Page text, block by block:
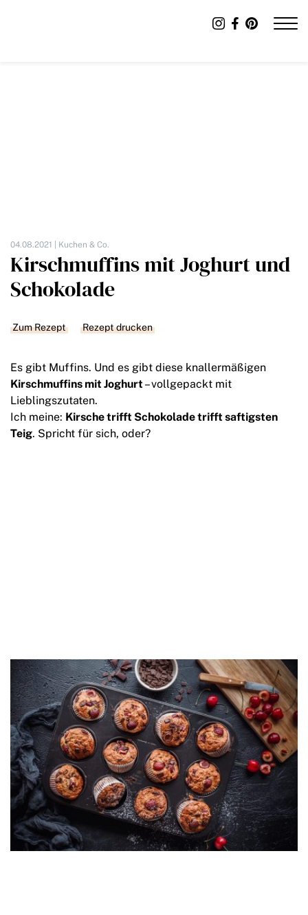
04.08.2021 | Kuchen & Co.
Kirschmuffins mit Joghurt und
Schokolade
Zum Rezept Rezept drucken
Es gibt Muffins. Und es gibt diese knallermäßigen
Kirschmuffins mit Joghurt – vollgepackt mit
Lieblingszutaten.
Ich meine: Kirsche trifft Schokolade trifft saftigsten
Teig. Spricht für sich, oder?